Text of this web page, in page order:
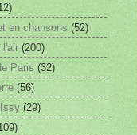
en chansons (52)
l'air (200)
Paris (32)
(56)
(29)